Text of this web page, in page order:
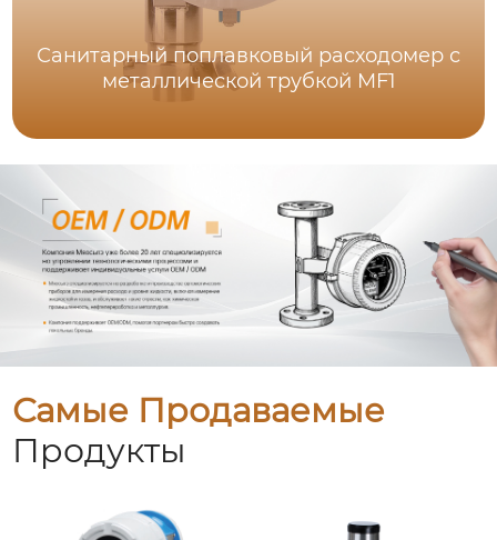
Санитарный поплавковый расходомер с
металлической трубкой MF1
Самые Продаваемые
Продукты